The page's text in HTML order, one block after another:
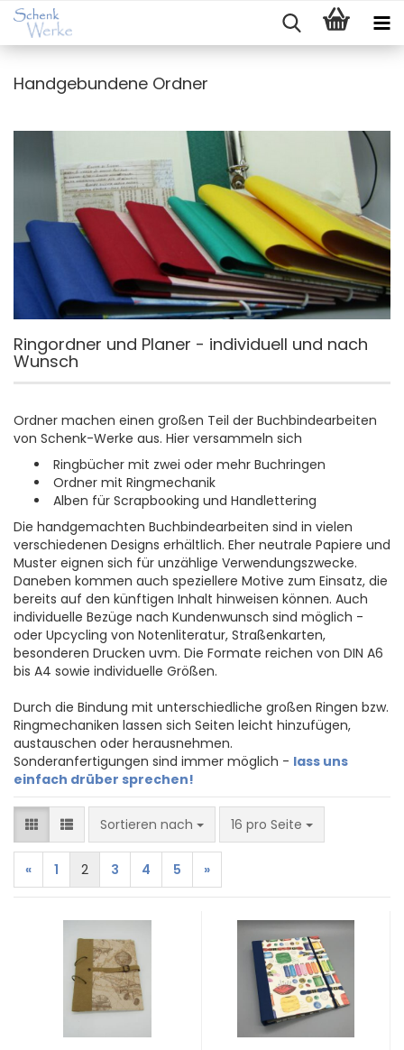
Handgebundene Ordner
Ringordner und Planer - individuell und nach
Wunsch
Ordner machen einen großen Teil der Buchbindearbeiten
von Schenk-Werke aus. Hier versammeln sich
Ringbücher mit zwei oder mehr Buchringen
Ordner mit Ringmechanik
Alben für Scrapbooking und Handlettering
Die handgemachten Buchbindearbeiten sind in vielen
verschiedenen Designs erhältlich. Eher neutrale Papiere und
Muster eignen sich für unzählige Verwendungszwecke.
Daneben kommen auch speziellere Motive zum Einsatz, die
bereits auf den künftigen Inhalt hinweisen können. Auch
individuelle Bezüge nach Kundenwunsch sind möglich -
oder Upcycling von Notenliteratur, Straßenkarten,
besonderen Drucken uvm. Die Formate reichen von DIN A6
bis A4 sowie individuelle Größen.
Durch die Bindung mit unterschiedliche großen Ringen bzw.
Ringmechaniken lassen sich Seiten leicht hinzufügen,
austauschen oder herausnehmen.
Sonderanfertigungen sind immer möglich - lass uns
einfach drüber sprechen!
Sortieren nach
Sortieren nach 16 pro Seite
pro Seite
« 1 2 3 4 5 »